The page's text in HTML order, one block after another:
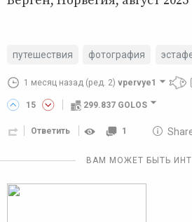
путешествия фотография
1 месяц назад (ред. 2) vpervye1
15 299.837 GOLOS
Ответить 1 10 GOLOS
ВАМ МОЖЕТ БЫТЬ